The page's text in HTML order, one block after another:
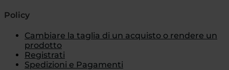
Policy
Cambiare la taglia di un acquisto o rendere un
prodotto
Registrati
Spedizioni e Pagamenti